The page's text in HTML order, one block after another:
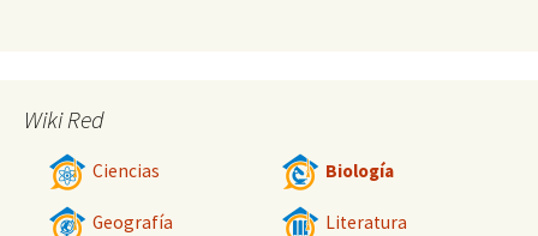
Wiki Red
Ciencias Biología
Geografía Literatura